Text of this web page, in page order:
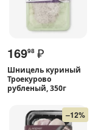
16998 ₽
Шницель куриный
Троекурово
рубленый, 350г
–12%